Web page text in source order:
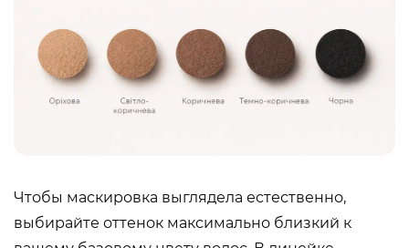
Чтобы маскировка выглядела естественно,
выбирайте оттенок максимально близкий к